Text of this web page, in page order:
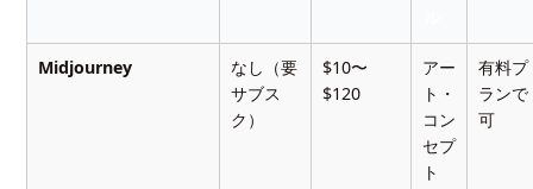
Midjourney
なし（要
サブス
ク）
$10〜
$120
アー
ト・
コン
セプ
ト
有料プ
ランで
可